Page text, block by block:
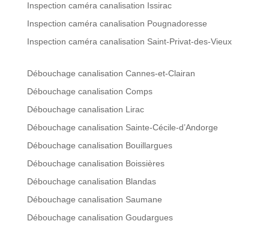
Inspection caméra canalisation Issirac
Inspection caméra canalisation Pougnadoresse
Inspection caméra canalisation Saint-Privat-des-Vieux
Débouchage canalisation Cannes-et-Clairan
Débouchage canalisation Comps
Débouchage canalisation Lirac
Débouchage canalisation Sainte-Cécile-d’Andorge
Débouchage canalisation Bouillargues
Débouchage canalisation Boissières
Débouchage canalisation Blandas
Débouchage canalisation Saumane
Débouchage canalisation Goudargues